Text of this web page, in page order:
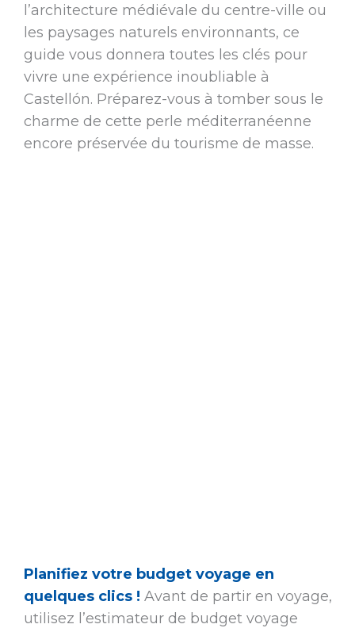
l’architecture médiévale du centre-ville ou
les paysages naturels environnants, ce
guide vous donnera toutes les clés pour
vivre une expérience inoubliable à
Castellón. Préparez-vous à tomber sous le
charme de cette perle méditerranéenne
encore préservée du tourisme de masse.
Planifiez votre budget voyage en
quelques clics ! Avant de partir en voyage,
utilisez l’estimateur de budget voyage